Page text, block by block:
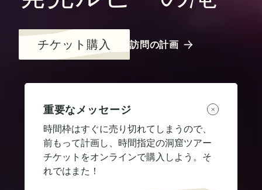
チケット購入 訪問の計画
重要なメッセージ
時間枠はすぐに売り切れてしまうので、
前もって計画し、時間指定の洞窟ツアー
チケットをオンラインで購入しよう。そ
れではまた！